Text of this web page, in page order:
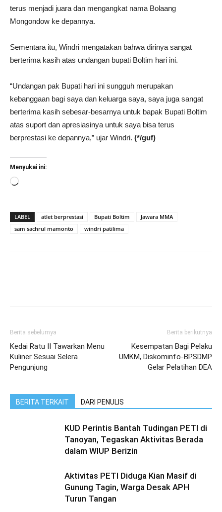
terus menjadi juara dan mengangkat nama Bolaang
Mongondow ke depannya.
Sementara itu, Windri mengatakan bahwa dirinya sangat
berterima kasih atas undangan bupati Boltim hari ini.
“Undangan pak Bupati hari ini sungguh merupakan
kebanggaan bagi saya dan keluarga saya, saya juga sangat
berterima kasih sebesar-besarnya untuk bapak Bupati Boltim
atas suport dan apresiasinya untuk saya bisa terus
berprestasi ke depannya,” ujar Windri. (*/guf)
Menyukai ini:
Memuat...
LABEL atlet berprestasi Bupati Boltim
Jawara MMA
sam sachrul mamonto
windri patilima
Berita sebelumya
Kedai Ratu II Tawarkan Menu
Kuliner Sesuai Selera
Pengunjung
Berita berikutnya
Kesempatan Bagi Pelaku
UMKM, Diskominfo-BPSDMP
Gelar Pelatihan DEA
BERITA TERKAIT DARI PENULIS
KUD Perintis Bantah Tudingan PETI di
Tanoyan, Tegaskan Aktivitas Berada
dalam WIUP Berizin
Aktivitas PETI Diduga Kian Masif di
Gunung Tagin, Warga Desak APH
Turun Tangan